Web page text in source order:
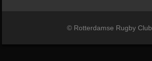
© Rotterdamse Rugby Club